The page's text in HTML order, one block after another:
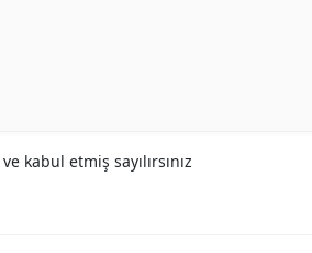
kabul etmiş sayılırsınız